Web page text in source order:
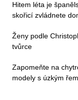
Hitem léta je
skořicí zvládnete
Ženy podle
tvůrce
Zapomeňte na
modely s úzkým